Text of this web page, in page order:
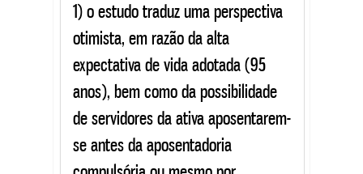
1) o estudo traduz uma perspectiva
otimista, em razão da alta
expectativa de vida adotada (95
anos), bem como da possibilidade
de servidores da ativa aposentarem-
se antes da aposentadoria